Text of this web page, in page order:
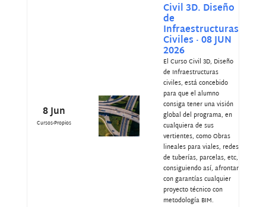
8 Jun
Cursos-Propios
Civil 3D. Diseño
de
Infraestructuras
Civiles · 08 JUN
2026
El Curso Civil 3D, Diseño
de Infraestructuras
civiles, está concebido
para que el alumno
consiga tener una visión
global del programa, en
cualquiera de sus
vertientes, como Obras
lineales para viales, redes
de tuberías, parcelas, etc,
consiguiendo así, afrontar
con garantías cualquier
proyecto técnico con
metodología BIM.